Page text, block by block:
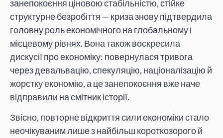
занепокоєння ціновою стабільністю, стійке
структурне безробіття — криза знову підтвердила
головну роль економічного на глобальному і
місцевому рівнях. Вона також воскресила
дискусії про економіку: повернулася тривога
через девальвацію, спекуляцію, націоналізацію й
жорстку економію, а це занепокоєння вже наче
відправили на смітник історії.
Звісно, повторне відкриття сили економіки стало
неочікуваним лише з найбільш короткозорого й